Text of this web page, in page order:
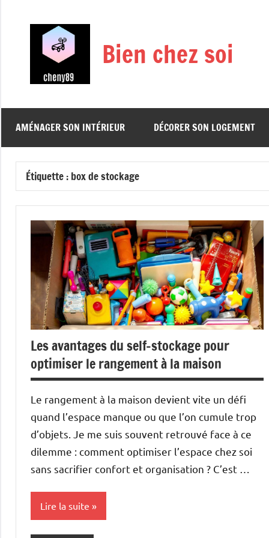
Bien chez soi
AMÉNAGER SON INTÉRIEUR DÉCORER SON LOGEMENT
Étiquette : box de stockage
Les avantages du self-stockage pour
optimiser le rangement à la maison
Le rangement à la maison devient vite un défi
quand l’espace manque ou que l’on cumule trop
d’objets. Je me suis souvent retrouvé face à ce
dilemme : comment optimiser l’espace chez soi
sans sacrifier confort et organisation ? C’est …
Lire la suite